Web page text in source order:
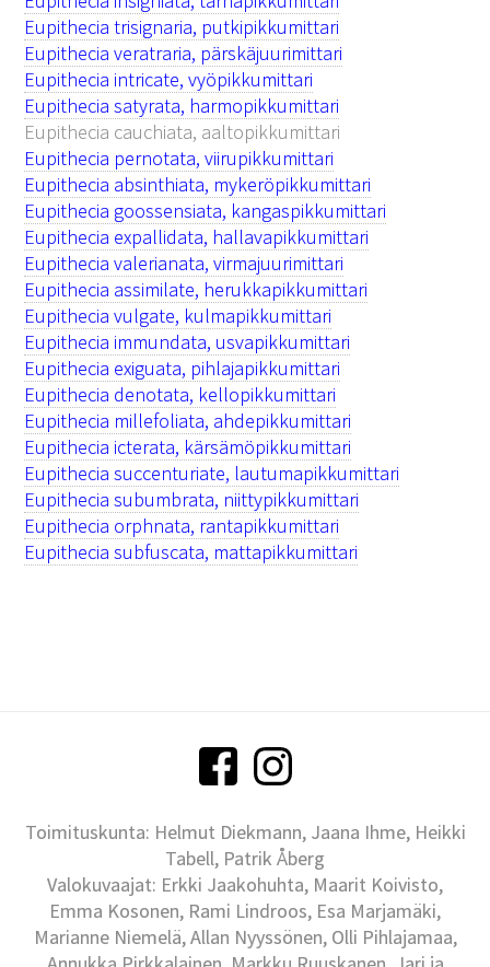
Eupithecia trisignaria, putkipikkumittari
Eupithecia veratraria, pärskäjuurimittari
Eupithecia intricate, vyöpikkumittari
Eupithecia satyrata, harmopikkumittari
Eupithecia cauchiata, aaltopikkumittari
Eupithecia pernotata, viirupikkumittari
Eupithecia absinthiata, mykeröpikkumittari
Eupithecia goossensiata, kangaspikkumittari
Eupithecia expallidata, hallavapikkumittari
Eupithecia valerianata, virmajuurimittari
Eupithecia assimilate, herukkapikkumittari
Eupithecia vulgate, kulmapikkumittari
Eupithecia immundata, usvapikkumittari
Eupithecia exiguata, pihlajapikkumittari
Eupithecia denotata, kellopikkumittari
Eupithecia millefoliata, ahdepikkumittari
Eupithecia icterata, kärsämöpikkumittari
Eupithecia succenturiate, lautumapikkumittari
Eupithecia subumbrata, niittypikkumittari
Eupithecia orphnata, rantapikkumittari
Eupithecia subfuscata, mattapikkumittari
Toimituskunta: Helmut Diekmann, Jaana Ihme, Heikki
Tabell, Patrik Åberg
Valokuvaajat: Erkki Jaakohuhta, Maarit Koivisto,
Emma Kosonen, Rami Lindroos, Esa Marjamäki,
Marianne Niemelä, Allan Nyyssönen, Olli Pihlajamaa,